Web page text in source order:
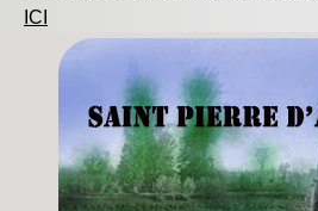
ICI